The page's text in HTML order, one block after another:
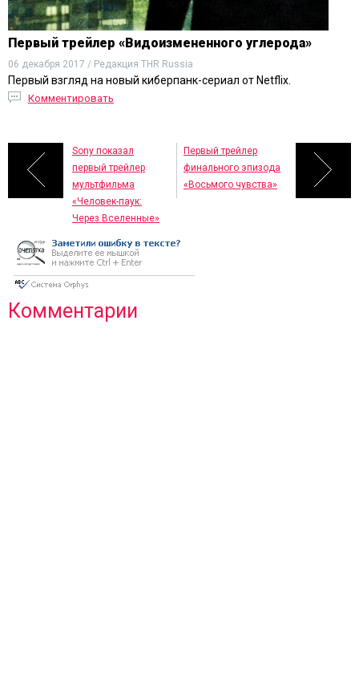
Первый трейлер «Видоизмененного углерода»
06 декабря 2017 / Редакция THR Russia
Первый взгляд на новый киберпанк-сериал от Netflix.
Комментировать
Sony показал
первый трейлер
мультфильма
«Человек-паук:
Через Вселенные»
Первый трейлер
финального эпизода
«Восьмого чувства»
Комментарии